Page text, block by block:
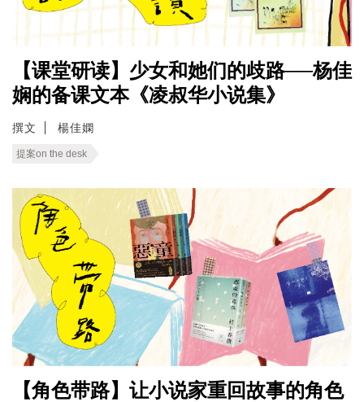
【课堂研读】少女和她们的歧路──杨佳
娴的备课文本《凌叔华小说集》
撰文 楊佳嫻
提案on the desk
【角色带路】让小说家重回故事的角色